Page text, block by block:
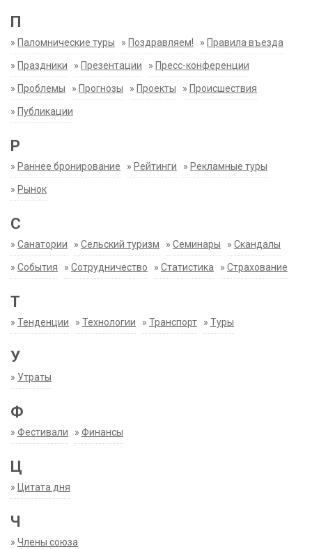
П
» Паломнические туры » Поздравляем! » Правила въезда
» Праздники » Презентации » Пресс-конференции
» Проблемы » Прогнозы » Проекты » Происшествия
» Публикации
Р
» Раннее бронирование » Рейтинги » Рекламные туры
» Рынок
С
» Санатории » Сельский туризм » Семинары » Скандалы
» События » Сотрудничество » Статистика » Страхование
Т
» Тенденции » Технологии » Транспорт » Туры
У
» Утраты
Ф
» Фестивали » Финансы
Ц
» Цитата дня
Ч
» Члены союза